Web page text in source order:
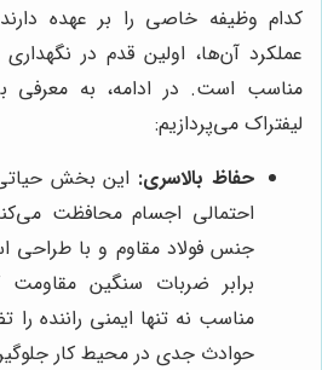
کدام وظیفه خاصی را بر عهده
عملکرد آن‌ها، اولین قدم در
مناسب است. در ادامه، به معرفی
لیفتراک می‌پردازیم:
حفاظ بالاسری: این بخش
احتمالی اجسام محافظت
جنس فولاد مقاوم و با طراحی
برابر ضربات سنگین
مناسب نه تنها ایمنی راننده را
حوادث جدی در محیط کار